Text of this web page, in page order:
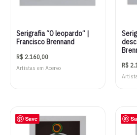
Serigrafia “O leopardo” |
Francisco Brennand
R$ 2.160,00
Artistas em Acervo R$
Save